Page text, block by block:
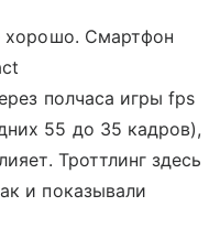
хорошо. Смартфон
полчаса игры fps
55 до 35 кадров),
Троттлинг здесь
и показывали